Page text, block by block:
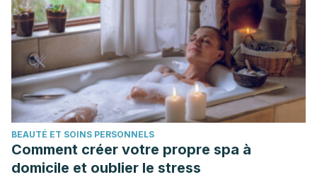
BEAUTÉ ET SOINS PERSONNELS
Comment créer votre propre spa à
domicile et oublier le stress